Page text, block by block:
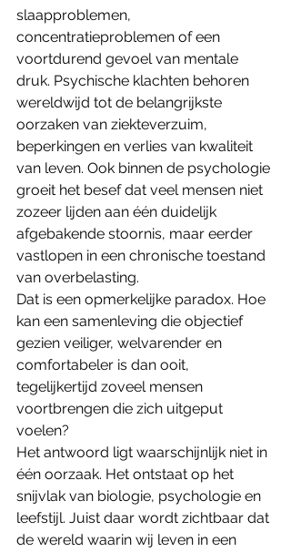
slaapproblemen,
concentratieproblemen of een
voortdurend gevoel van mentale
druk. Psychische klachten behoren
wereldwijd tot de belangrijkste
oorzaken van ziekteverzuim,
beperkingen en verlies van kwaliteit
van leven. Ook binnen de psychologie
groeit het besef dat veel mensen niet
zozeer lijden aan één duidelijk
afgebakende stoornis, maar eerder
vastlopen in een chronische toestand
van overbelasting.
Dat is een opmerkelijke paradox. Hoe
kan een samenleving die objectief
gezien veiliger, welvarender en
comfortabeler is dan ooit,
tegelijkertijd zoveel mensen
voortbrengen die zich uitgeput
voelen?
Het antwoord ligt waarschijnlijk niet in
één oorzaak. Het ontstaat op het
snijvlak van biologie, psychologie en
leefstijl. Juist daar wordt zichtbaar dat
de wereld waarin wij leven in een